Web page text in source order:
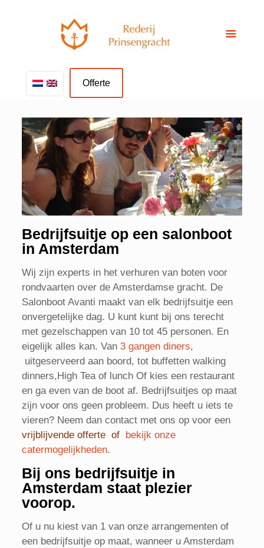
Offerte
Bedrijfsuitje op een salonboot
in Amsterdam
Wij zijn experts in het verhuren van boten voor
rondvaarten over de Amsterdamse gracht. De
Salonboot Avanti maakt van elk bedrijfsuitje een
onvergetelijke dag. U kunt kunt bij ons terecht
met gezelschappen van 10 tot 45 personen. En
eigelijk alles kan. Van3 gangen diners,
uitgeserveerd aan boord, tot buffetten walking
dinners,High Tea of lunch Of kies een restaurant
en ga even van de boot af. Bedrijfsuitjes op maat
zijn voor ons geen probleem. Dus heeft u iets te
vieren? Neem dan contact met ons op voor een
vrijblijvende offerte of bekijk onze
catermogelijkheden.
Bij ons bedrijfsuitje in
Amsterdam staat plezier
voorop.
Of u nu kiest van 1 van onze arrangementen of
een bedrijfsuitje op maat, wanneer u Amsterdam